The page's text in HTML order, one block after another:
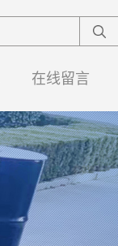
在线留言